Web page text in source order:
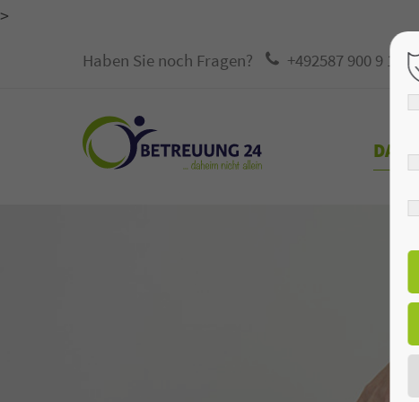
>
Haben Sie noch Fragen? +492587 900 9 100
DAS